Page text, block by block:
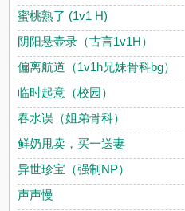
蜜桃熟了 (1v1 H)
阴阳悬壶录（古言1v1H）
偏离航道（1v1h兄妹骨科bg）
临时起意（校园）
春水误（姐弟骨科）
鲜奶甩卖，买一送妻
异世珍宝（强制NP）
声声慢